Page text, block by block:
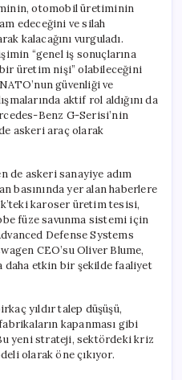
otomobil üretiminin
edeceğini ve silah
kalacağını vurguladı.
“genel iş sonuçlarına
üretim nişi” olabileceğini
güvenliği ve
aktif rol aldığını da
Benz G-Serisi’nin
askeri araç olarak
de askeri sanayiye adım
basınında yer alan haberlere
karoser üretim tesisi,
füze savunma sistemi için
Defense Systems
CEO’su Oliver Blume,
daha etkin bir şekilde faaliyet
yıldır talep düşüşü,
kapanması gibi
yeni strateji, sektördeki kriz
olarak öne çıkıyor.